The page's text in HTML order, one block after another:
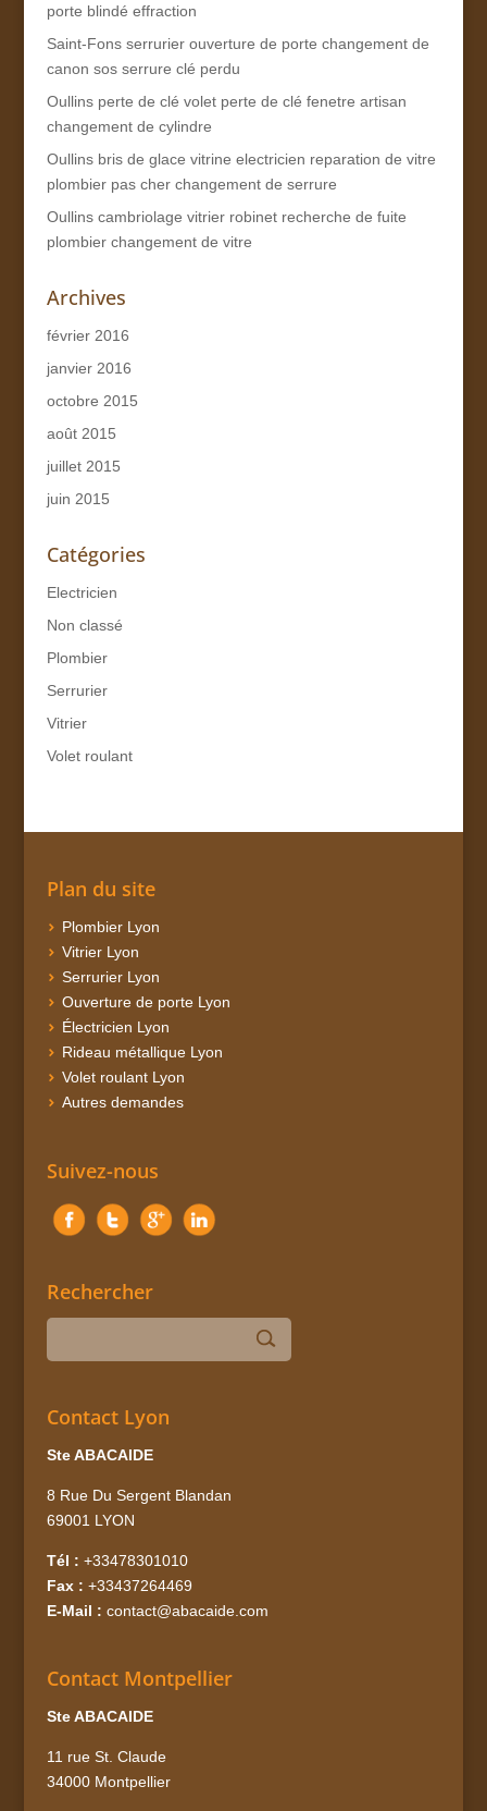
porte blindé effraction
Saint-Fons serrurier ouverture de porte changement de
canon sos serrure clé perdu
Oullins perte de clé volet perte de clé fenetre artisan
changement de cylindre
Oullins bris de glace vitrine electricien reparation de vitre
plombier pas cher changement de serrure
Oullins cambriolage vitrier robinet recherche de fuite
plombier changement de vitre
Archives
février 2016
janvier 2016
octobre 2015
août 2015
juillet 2015
juin 2015
Catégories
Electricien
Non classé
Plombier
Serrurier
Vitrier
Volet roulant
Plan du site
Plombier Lyon
Vitrier Lyon
Serrurier Lyon
Ouverture de porte Lyon
Électricien Lyon
Rideau métallique Lyon
Volet roulant Lyon
Autres demandes
Suivez-nous
Rechercher
Contact Lyon
Ste ABACAIDE
8 Rue Du Sergent Blandan
69001 LYON
Tél : +33478301010
Fax : +33437264469
E-Mail : contact@abacaide.com
Contact Montpellier
Ste ABACAIDE
11 rue St. Claude
34000 Montpellier